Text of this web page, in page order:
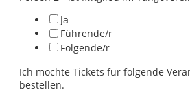
Ja
Führende/r
Folgende/r
Ich möchte Tickets für folgende
bestellen.